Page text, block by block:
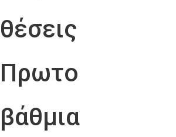
θέσεις
Πρωτο
βάθμια